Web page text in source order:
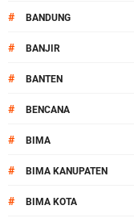
# BANDUNG
# BANJIR
# BANTEN
# BENCANA
# BIMA
# BIMA KANUPATEN
# BIMA KOTA